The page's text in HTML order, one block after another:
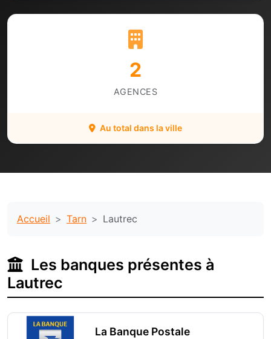
2
AGENCES
Au total dans la ville
Accueil Tarn Lautrec
Les banques présentes à
Lautrec
La Banque Postale